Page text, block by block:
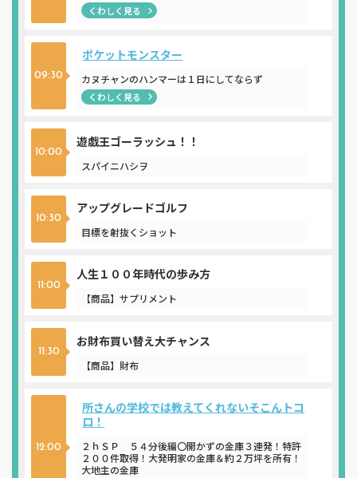
くわしく見る
09:30
ポケットモンスター
カヌチャンのハンマーは１日にしてならず
くわしく見る
10:00
遊戯王ゴーラッシュ！！
スパイニハシヲ
10:30
アップグレードゴルフ
目標を射抜くショット
11:00
人生１００年時代の歩み方
【商品】サプリメント
11:30
お財布買い替え大チャンス
【商品】財布
12:00
所さんの学校では教えてくれないそこんトコ
ロ！
２ｈＳＰ ５４分後編〇開かずの金庫３連発！特許
２００件取得！大発明家の金庫＆約２万坪を所有！
大地主の金庫